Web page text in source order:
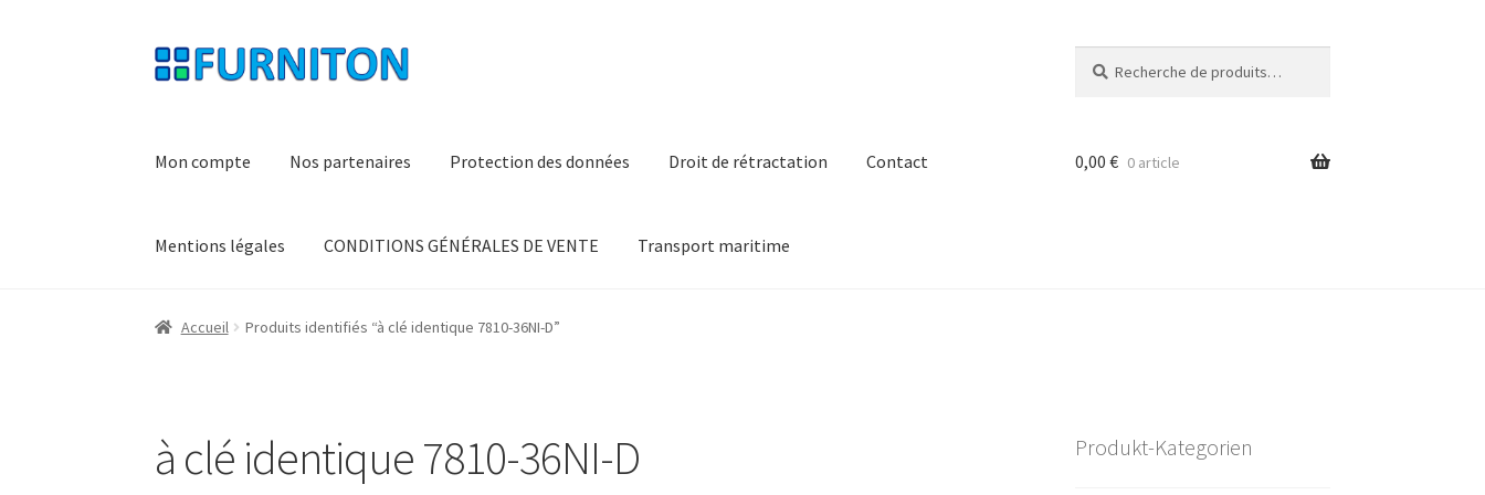
Aller
à
Aller
au
pour :
Mon compte Nos partenaires Protection des données Droit de rétractation Contact
Mentions légales CONDITIONS GÉNÉRALES DE VENTE Transport maritime
0,00 € 0 article
Accueil Produits identifiés “à clé identique 7810-36NI-D”
à clé identique 7810-36NI-D Produkt-Kategorien